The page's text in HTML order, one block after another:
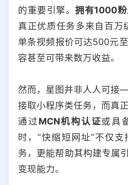
的重要引擎。 拥有1000
真正优质任务多来自百万
单条视频报价可达500元
容甚至可带来数万收益。
然而，星图并非人人可接
接取小程序类任务，而真
通过MCN机构认证或具
时，“快缩短网址”不仅
务，更能帮助其构建专属
变现能力。